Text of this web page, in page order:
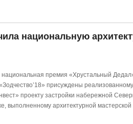
национальную
национальная премия «Хрустальный
присуждены
проекту застройки набережной
выполненному архитектурной